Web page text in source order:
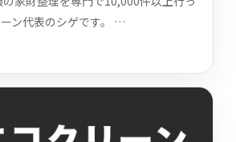
ン代表のシゲです。 …